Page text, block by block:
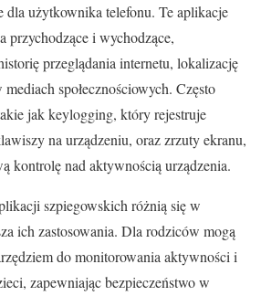
dla użytkownika telefonu. Te aplikacje
przychodzące i wychodzące,
przeglądania internetu, lokalizację
społecznościowych. Często
jak keylogging, który rejestruje
na urządzeniu, oraz zrzuty ekranu,
kontrolę nad aktywnością urządzenia.
szpiegowskich różnią się w
ich zastosowania. Dla rodziców mogą
do monitorowania aktywności i
zapewniając bezpieczeństwo w